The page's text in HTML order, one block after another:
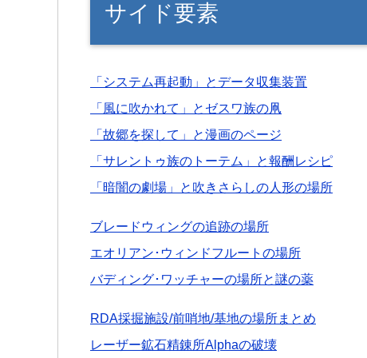
サイド要素
「システム再起動」とデータ収集装置
「風に吹かれて」とゼスワ族の凧
「故郷を探して」と漫画のページ
「サレントゥ族のトーテム」と報酬レシピ
「暗闇の劇場」と吹きさらしの人形の場所
ブレードウィングの追跡の場所
エオリアン･ウィンドフルートの場所
バディング･ワッチャーの場所と謎の薬
RDA採掘施設/前哨地/基地の場所まとめ
レーザー鉱石精錬所Alphaの破壊